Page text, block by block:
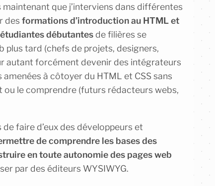
que j’interviens dans différentes
des formations d’introduction au HTML et
débutantes de filières se
plus tard (chefs de projets, designers,
autant forcément devenir des intégrateurs
à côtoyer du HTML et CSS sans
le comprendre (futurs rédacteurs webs,
faire d’eux des développeurs et
de comprendre les bases des
en toute autonomie des pages web
par des éditeurs WYSIWYG.